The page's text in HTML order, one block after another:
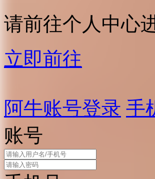
请前往个人中心
立即前往
阿牛账号登录 手
账号